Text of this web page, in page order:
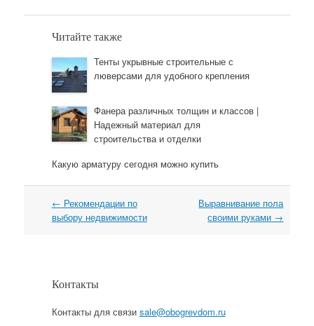
Читайте также
Тенты укрывные строительные с
люверсами для удобного крепления
Фанера различных толщин и классов |
Надежный материал для
строительства и отделки
Какую арматуру сегодня можно купить
Навигация
← Рекомендации по
выбору недвижимости
Выравнивание пола
своими руками →
Контакты
Контакты для связи sale@obogrevdom.ru